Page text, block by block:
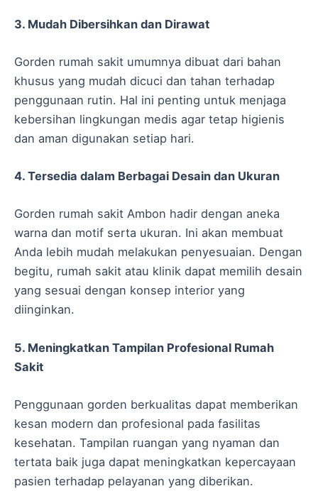
3. Mudah Dibersihkan dan Dirawat
Gorden rumah sakit umumnya dibuat dari bahan
khusus yang mudah dicuci dan tahan terhadap
penggunaan rutin. Hal ini penting untuk menjaga
kebersihan lingkungan medis agar tetap higienis
dan aman digunakan setiap hari.
4. Tersedia dalam Berbagai Desain dan Ukuran
Gorden rumah sakit Ambon hadir dengan aneka
warna dan motif serta ukuran. Ini akan membuat
Anda lebih mudah melakukan penyesuaian. Dengan
begitu, rumah sakit atau klinik dapat memilih desain
yang sesuai dengan konsep interior yang
diinginkan.
5. Meningkatkan Tampilan Profesional Rumah
Sakit
Penggunaan gorden berkualitas dapat memberikan
kesan modern dan profesional pada fasilitas
kesehatan. Tampilan ruangan yang nyaman dan
tertata baik juga dapat meningkatkan kepercayaan
pasien terhadap pelayanan yang diberikan.